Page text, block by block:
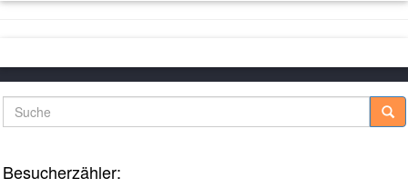
Suche
Besucherzähler: